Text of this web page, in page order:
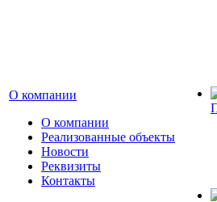
О компании
О компании
Реализованные объекты
Новости
Реквизиты
Контакты